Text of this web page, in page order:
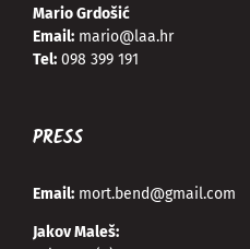
Mario Grdošić
Email: mario@laa.hr
Tel: 098 399 191
PRESS
Email: mort.bend@gmail.com
Jakov Maleš: